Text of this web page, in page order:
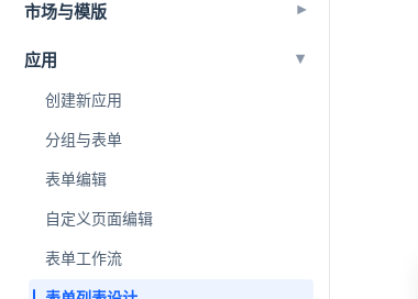
市场与模版 ▾
应用 ▾
创建新应用
分组与表单
表单编辑
自定义页面编辑
表单工作流